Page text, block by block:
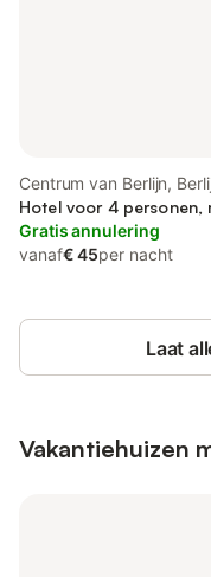
Centrum van Berlijn,
Hotel voor 4 personen,
Gratis annulering
vanaf€ 45per nacht
Laat
Vakantiehuizen